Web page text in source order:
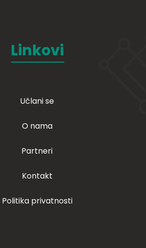
Linkovi
Učlani se
O nama
Partneri
Kontakt
Politika privatnosti